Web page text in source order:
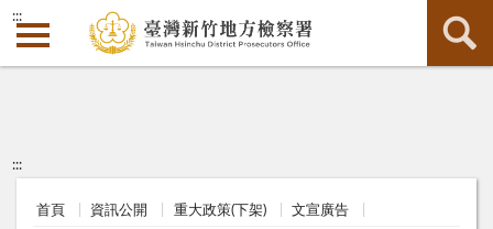
:::
:::
首頁 資訊公開 重大政策(下架) 文宣廣告